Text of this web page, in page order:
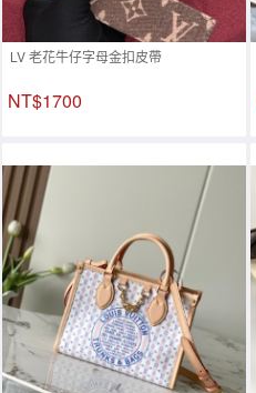
LV 老花牛仔字母金扣皮帶
NT$1700